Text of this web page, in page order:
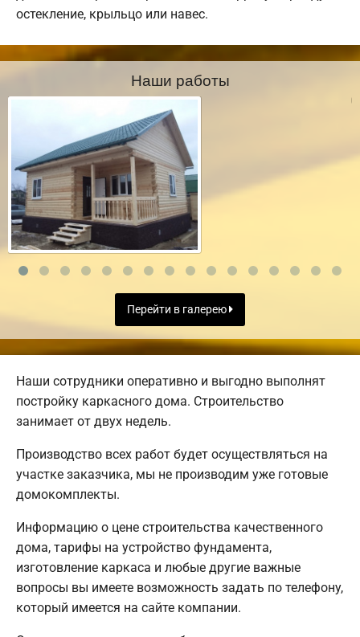
остекление, крыльцо или навес.
Наши работы
Перейти в галерею
Наши сотрудники оперативно и выгодно выполнят
постройку каркасного дома. Строительство
занимает от двух недель.
Производство всех работ будет осуществляться на
участке заказчика, мы не производим уже готовые
домокомплекты.
Информацию о цене строительства качественного
дома, тарифы на устройство фундамента,
изготовление каркаса и любые другие важные
вопросы вы имеете возможность задать по телефону,
который имеется на сайте компании.